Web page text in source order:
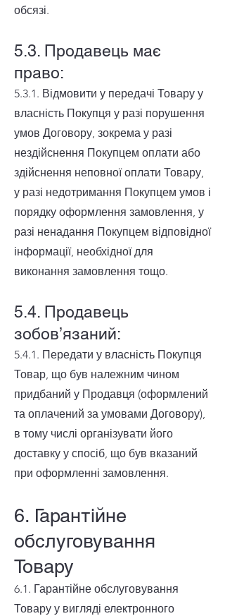
обсязі.
5.3. Продавець має
право:
5.3.1. Відмовити у передачі Товару у
власність Покупця у разі порушення
умов Договору, зокрема у разі
нездійснення Покупцем оплати або
здійснення неповної оплати Товару,
у разі недотримання Покупцем умов і
порядку оформлення замовлення, у
разі ненадання Покупцем відповідної
інформації, необхідної для
виконання замовлення тощо.
5.4. Продавець
зобов’язаний:
5.4.1. Передати у власність Покупця
Товар, що був належним чином
придбаний у Продавця (оформлений
та оплачений за умовами Договору),
в тому числі організувати його
доставку у спосіб, що був вказаний
при оформленні замовлення.
6. Гарантійне
обслуговування
Товару
6.1. Гарантійне обслуговування
Товару у вигляді електронного